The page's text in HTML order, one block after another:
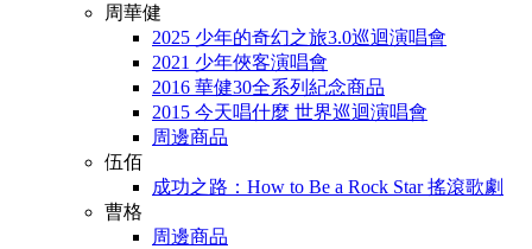
周華健
2025 少年的奇幻之旅3.0巡迴演唱會
2021 少年俠客演唱會
2016 華健30全系列紀念商品
2015 今天唱什麼 世界巡迴演唱會
周邊商品
伍佰
成功之路：How to Be a Rock Star 搖滾歌劇
曹格
周邊商品